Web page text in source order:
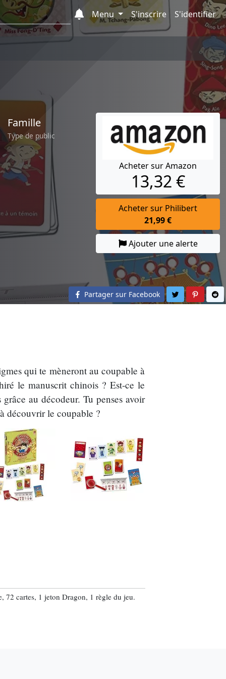
Menu
S'inscrire S'identifier
Famille
Type de public
Acheter sur Amazon
13,32 €
Acheter sur Philibert
21,99 €
Ajouter une alerte
Partager sur Facebook Partager sur
qui te mèneront au coupable à
le manuscrit chinois ? Est-ce le
au décodeur. Tu penses avoir
découvrir le coupable ?
72 cartes, 1 jeton Dragon, 1 règle du jeu.